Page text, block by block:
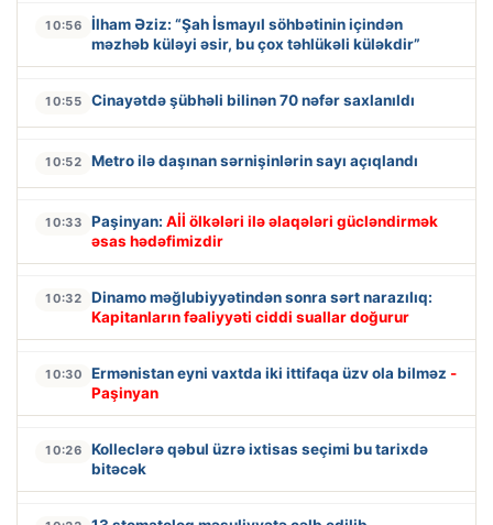
10:56
İlham Əziz: “Şah İsmayıl söhbətinin içindən
məzhəb küləyi əsir, bu çox təhlükəli küləkdir”
10:55 Cinayətdə şübhəli bilinən 70 nəfər saxlanıldı
10:52 Metro ilə daşınan sərnişinlərin sayı açıqlandı
10:33 Paşinyan: Aİİ ölkələri ilə əlaqələri gücləndirmək
əsas hədəfimizdir
10:32
Dinamo məğlubiyyətindən sonra sərt narazılıq:
Kapitanların fəaliyyəti ciddi suallar doğurur
10:30 Ermənistan eyni vaxtda iki ittifaqa üzv ola bilməz -
Paşinyan
10:26
Kolleclərə qəbul üzrə ixtisas seçimi bu tarixdə
bitəcək